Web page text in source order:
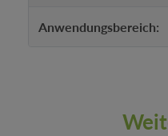
Anwendungsbereich: